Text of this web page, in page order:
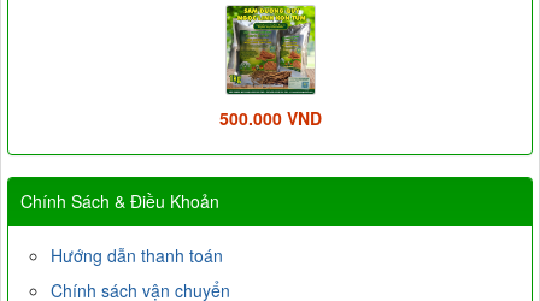
500.000 VND
Chính Sách & Điều Khoản
Hướng dẫn thanh toán
Chính sách vận chuyển